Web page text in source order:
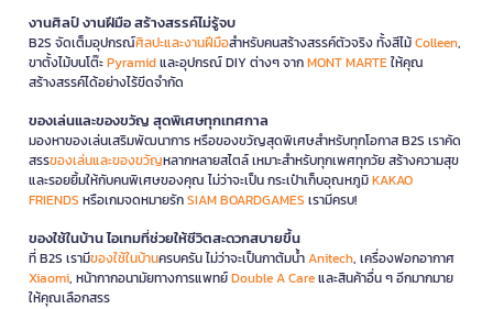
งานศิลป์ งานฝีมือ สร้างสรรค์ไม่รู้จบ
B2S จัดเต็มอุปกรณ์ศิลปะและงานฝีมือสำหรับคนสร้างสรรค์ตัวจริง ทั้งสีไม้Colleen,
ขาตั้งไม้บนโต๊ะPyramidและอุปกรณ์ DIY ต่างๆ จากMONT MARTEให้คุณ
สร้างสรรค์ได้อย่างไร้ขีดจำกัด
ของเล่นและของขวัญ สุดพิเศษทุกเทศกาล
มองหาของเล่นเสริมพัฒนาการ หรือของขวัญสุดพิเศษสำหรับทุกโอกาส B2S เราคัด
สรรของเล่นและของขวัญหลากหลายสไตล์ เหมาะสำหรับทุกเพศทุกวัย สร้างความสุข
และรอยยิ้มให้กับคนพิเศษของคุณ ไม่ว่าจะเป็น กระเป๋าเก็บอุณหภูมิKAKAO
FRIENDS หรือเกมจดหมายรักSIAM BOARDGAMES เรามีครบ!
ของใช้ในบ้าน ไอเทมที่ช่วยให้ชีวิตสะดวกสบายขึ้น
ที่ B2S เรามีของใช้ในบ้านครบครัน ไม่ว่าจะเป็นกาต้มน้ำAnitech, เครื่องฟอกอากาศ
Xiaomi, หน้ากากอนามัยทางการแพทย์Double A Careและสินค้าอื่น ๆ อีกมากมาย
ให้คุณเลือกสรร